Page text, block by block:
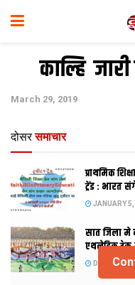
काल्हि
March 29, 2019
दोसर समाचार
प्राथमिक
ट्रेंड : भारत
JANUARY 5,
सात जिला मे
एथलेटिक
DECEMBER